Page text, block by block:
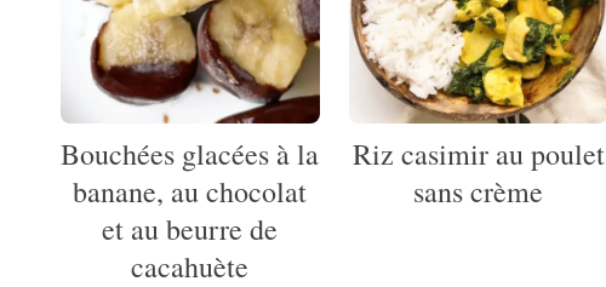
Bouchées glacées à la
banane, au chocolat
et au beurre de
cacahuète
Riz casimir au poulet
sans crème